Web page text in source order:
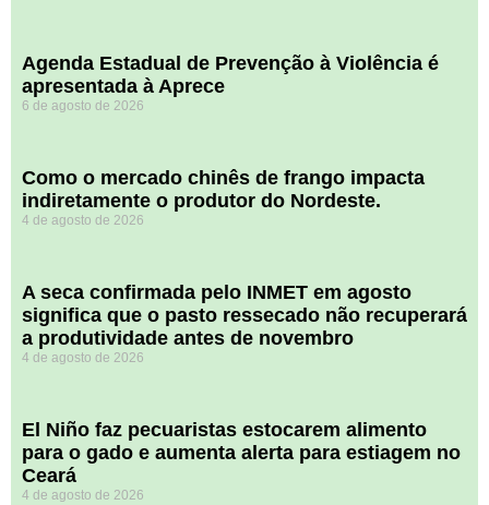
Agenda Estadual de Prevenção à Violência é
apresentada à Aprece
6 de agosto de 2026
​Como o mercado chinês de frango impacta
indiretamente o produtor do Nordeste.
4 de agosto de 2026
A seca confirmada pelo INMET em agosto
significa que o pasto ressecado não recuperará
a produtividade antes de novembro
4 de agosto de 2026
El Niño faz pecuaristas estocarem alimento
para o gado e aumenta alerta para estiagem no
Ceará
4 de agosto de 2026